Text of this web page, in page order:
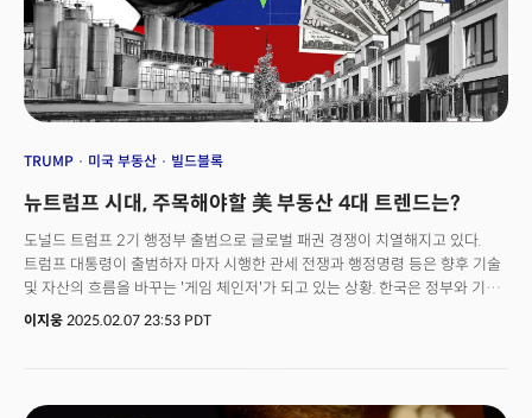
TRUMP 미국 부동산 빌드블록
뉴트럼프 시대, 주목해야할 美 부동산 4대 트렌드는?
도널드 트럼프 2기 행정부 출범으로 글로벌 패권 경쟁이 치열해지고 있다.
트럼프 대통령이 출범하자 마자 시행한 관세 전쟁과 행정명령 등은 향후 기술
및 자산의 흐름을 바꾸는 '게임 체인저'가 되고 있는 상황. 한국은 정부와 기업,
개인 등 경제 주체가 한번에 큰 영향을 받고 있다. 미국으로의 자산 이전
있다. 실리콘밸리, 뉴욕, LA 등 미국 주요 지역에 거점 오피스를 두고 부동산
이지웅 2025.02.07 23:53 PDT